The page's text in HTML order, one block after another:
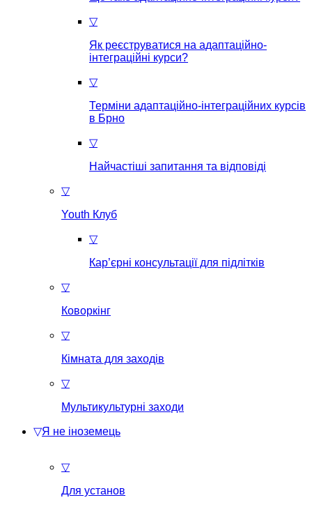
▽
Як реєструватися на aдаптаційно-
інтеграційні курси?
▽
Терміни адаптаційно-інтеграційних курсів
в Брно
▽
Найчастіші запитання та відповіді
▽
Youth Клуб
▽
Кар’єрні консультації для підлітків
▽
Коворкінг
▽
Кімната для заходів
▽
Мультикультурні заходи
▽Я не іноземець
▽
Для установ